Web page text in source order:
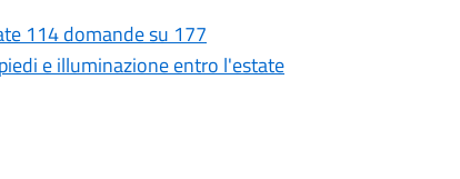
114 domande su 177
e illuminazione entro l'estate